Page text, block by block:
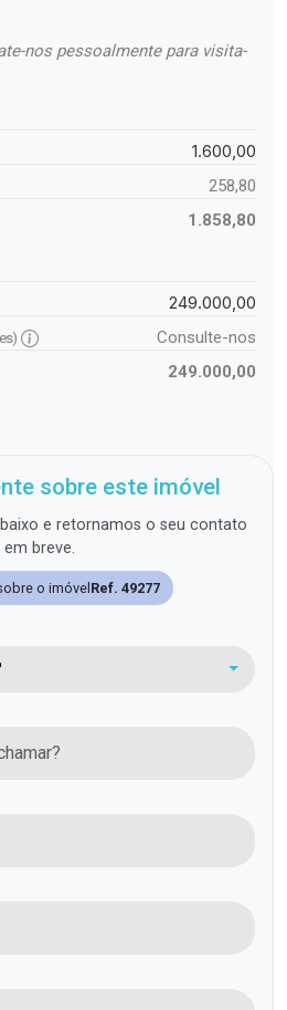
nos pessoalmente para visita-
1.600,00
258,80
1.858,80
249.000,00
Consulte-nos
249.000,00
sobre este imóvel
e retornamos o seu contato
em breve.
o imóvel Ref. 49277